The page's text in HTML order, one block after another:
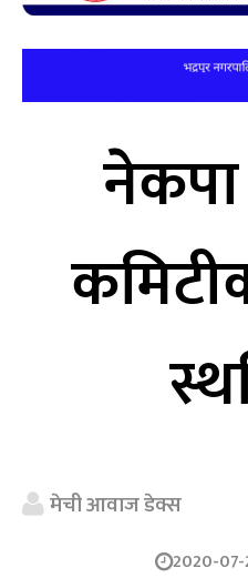
मेची आवाज डेक्स
2020-07-